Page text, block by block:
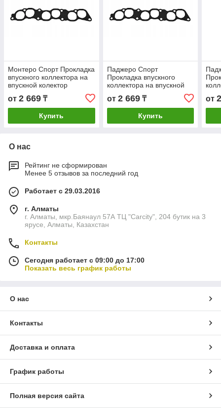
Монтеро Спорт Прокладка
впускного коллектора на
впускной колектор
Mitsubishi Митсубиши
Montero Sport
от 2 669 ₸
Купить
Паджеро Спорт
Прокладка впускного
коллектора на впускной
колектор Mitsubishi
Митсубиши Pajero Sport
от 2 669₸
Купить
от
О нас
Рейтинг не сформирован
Менее 5 отзывов за последний год
Работает с 29.03.2016
г. Алматы
г. Алматы, мкр.Баянаул 57А ТЦ "Carcity", 204 бутик на 3
ярусе, Алматы, Казахстан
Контакты
Сегодня работает с 09:00 до 17:00
Показать весь график работы
О нас
Контакты
Доставка и оплата
График работы
Полная версия сайта